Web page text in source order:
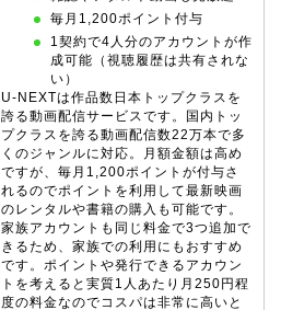
毎月1,200ポイント付与
1契約で4人分のアカウントが作
成可能（視聴履歴は共有されな
い）
U-NEXTは作品数日本トップクラスを
誇る動画配信サービスです。国内トッ
プクラスを誇る動画配信数22万本で多
くのジャンルに対応。月額金額は高め
ですが、毎月1,200ポイントが付与さ
れるのでポイントを利用して最新映画
のレンタルや書籍の購入も可能です。
家族アカウントも同じ料金で3つ追加で
きるため、家族での利用にもおすすめ
です。ポイントや発行できるアカウン
トを考えると実質1人あたり月250円程
度の料金なのでコスパは非常に高いと